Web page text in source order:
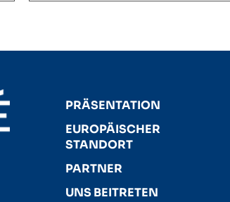
PRÄSENTATION
EUROPÄISCHER
STANDORT
PARTNER
UNS BEITRETEN